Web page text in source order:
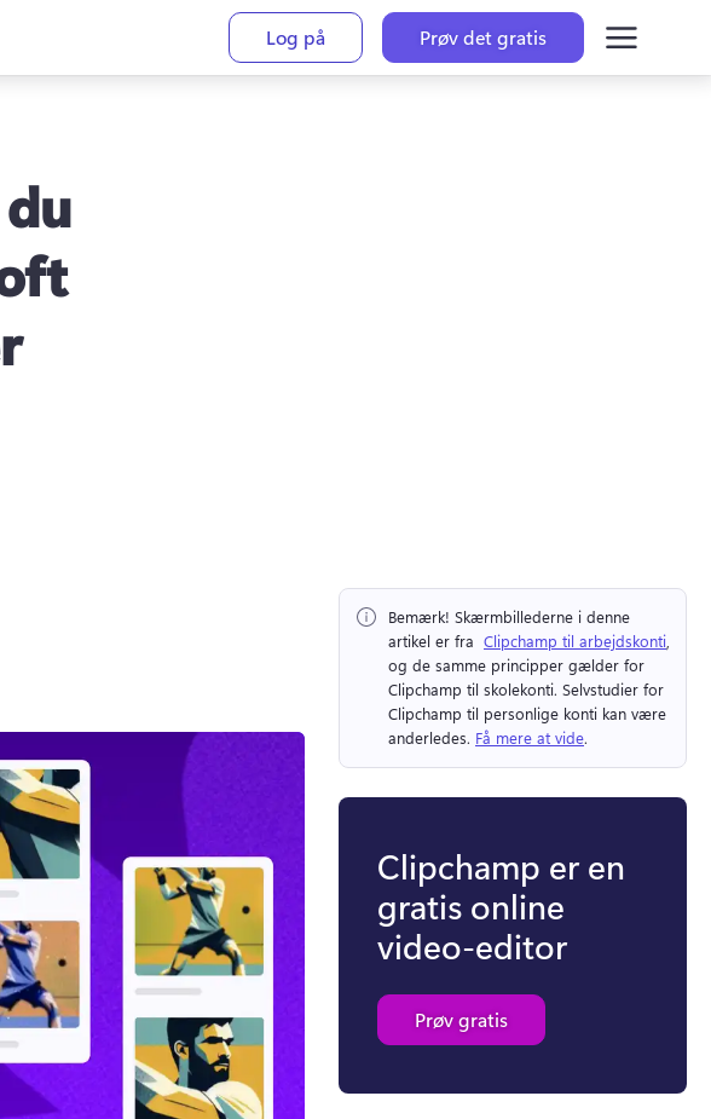
Log på
Prøv det gratis
Bemærk! Skærmbillederne i denne
artikel er fra ⁠ Clipchamp til arbejdskonti
og de samme principper gælder for
Clipchamp til skolekonti. Selvstudier for
Clipchamp til personlige konti kan være
anderledes. Få mere at vide.
Clipchamp er en
gratis online
video-editor
Prøv gratis